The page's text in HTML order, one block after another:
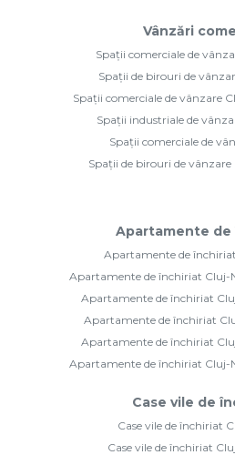
Vânzări
Spații comerciale de
Spații de birouri de
Spații comerciale de vânzare
Spații industriale de
Spații comerciale de
Spații de birouri de vânzare
Apartamente
Apartamente de
Apartamente de închiriat Cluj-
Apartamente de închiriat
Apartamente de închiriat
Apartamente de închiriat
Apartamente de închiriat Cluj-
Case vile de
Case vile de închiriat
Case vile de închiriat